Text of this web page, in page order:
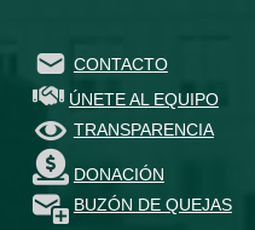
CONTACTO
ÚNETE AL EQUIPO
TRANSPARENCIA
DONACIÓN
BUZÓN DE QUEJAS